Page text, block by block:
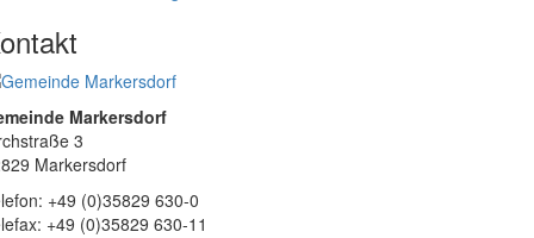
Markersdorf
3
Markersdorf
+49 (0)35829 630-0
+49 (0)35829 630-11